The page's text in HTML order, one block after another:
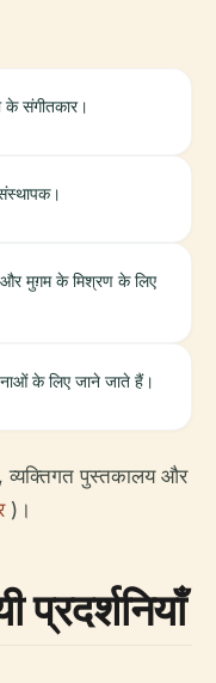
संगीतकार।
मुग़म के मिश्रण के लिए
के लिए जाने जाते हैं।
व्यक्तिगत पुस्तकालय और
)।